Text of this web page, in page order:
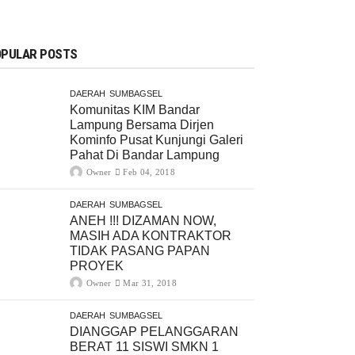
POSTS
DAERAH SUMBAGSEL
Komunitas KIM Bandar
Lampung Bersama Dirjen
Kominfo Pusat Kunjungi Galeri
Pahat Di Bandar Lampung
Owner Feb 04, 2018
DAERAH SUMBAGSEL
ANEH !!! DIZAMAN NOW,
MASIH ADA KONTRAKTOR
TIDAK PASANG PAPAN
PROYEK
Owner Mar 31, 2018
DAERAH SUMBAGSEL
DIANGGAP PELANGGARAN
BERAT 11 SISWI SMKN 1